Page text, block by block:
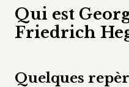
Qui est
Friedrich
Quelques